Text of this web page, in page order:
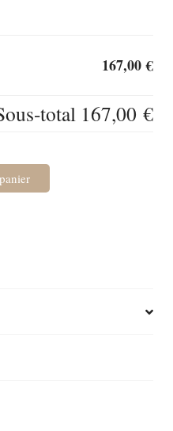
167,00 €
total 167,00 €